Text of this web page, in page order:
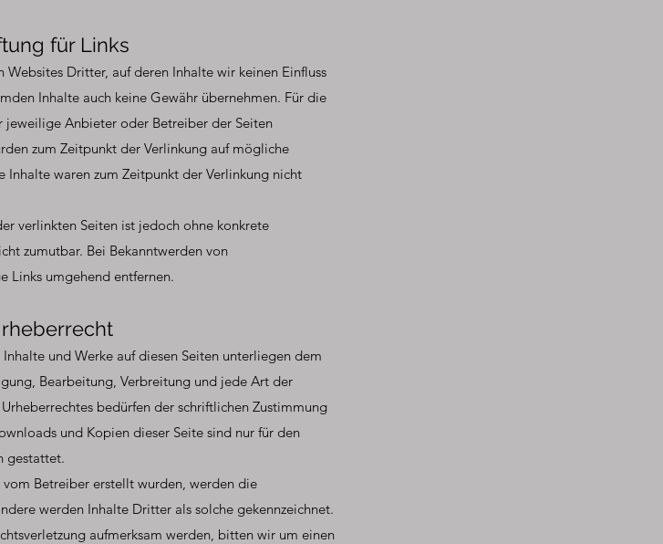
für Links
Websites Dritter, auf deren Inhalte wir keinen Einfluss
Inhalte auch keine Gewähr übernehmen. Für die
jeweilige Anbieter oder Betreiber der Seiten
zum Zeitpunkt der Verlinkung auf mögliche
Inhalte waren zum Zeitpunkt der Verlinkung nicht
verlinkten Seiten ist jedoch ohne konkrete
zumutbar. Bei Bekanntwerden von
Links umgehend entfernen.
und Werke auf diesen Seiten unterliegen dem
Bearbeitung, Verbreitung und jede Art der
bedürfen der schriftlichen Zustimmung
und Kopien dieser Seite sind nur für den
gestattet.
Betreiber erstellt wurden, werden die
werden Inhalte Dritter als solche gekennzeichnet.
aufmerksam werden, bitten wir um einen